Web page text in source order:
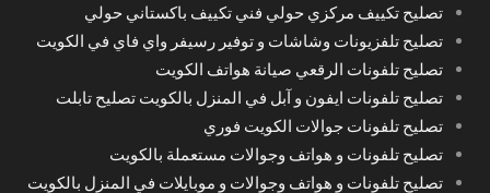
تصليح تكييف مركزي حولي فني تكييف باكستاني حولي
تصليح تلفزيونات وشاشات و توفير رسيفر واي فاي في الكويت
تصليح تلفونات الرقعي صيانة هواتف الكويت
تصليح تلفونات ايفون و آبل في المنزل بالكويت تصليح تابلت
تصليح تلفونات جوالات الكويت فوري
تصليح تلفونات و هواتف وجوالات مستعملة بالكويت
تصليح تلفونات و هواتف وجوالات و موبايلات في المنزل بالكويت